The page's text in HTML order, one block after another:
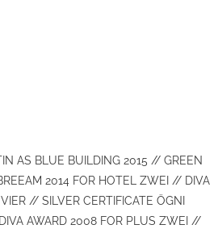
AS BLUE BUILDING 2015 // GREEN
2014 FOR HOTEL ZWEI // DIVA
// SILVER CERTIFICATE ÖGNI
AWARD 2008 FOR PLUS ZWEI //